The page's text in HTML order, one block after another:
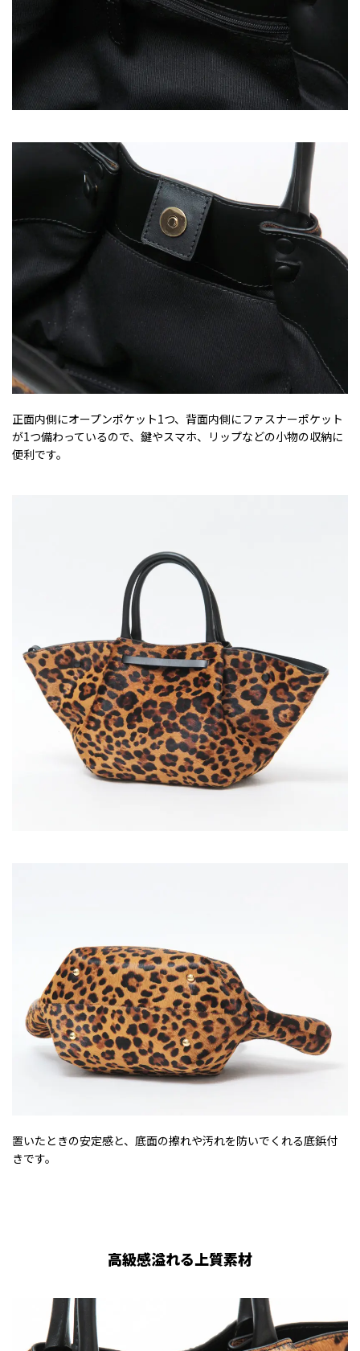
正面内側にオープンポケット1つ、背面内側にファスナーポケット
が1つ備わっているので、鍵やスマホ、リップなどの小物の収納に
便利です。
置いたときの安定感と、底面の擦れや汚れを防いでくれる底鋲付
きです。
高級感溢れる上質素材